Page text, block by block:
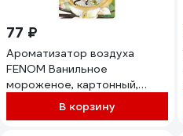
77 ₽
Ароматизатор воздуха
FENOM Ванильное
мороженое, картонный,
подвесной FN567
В корзину